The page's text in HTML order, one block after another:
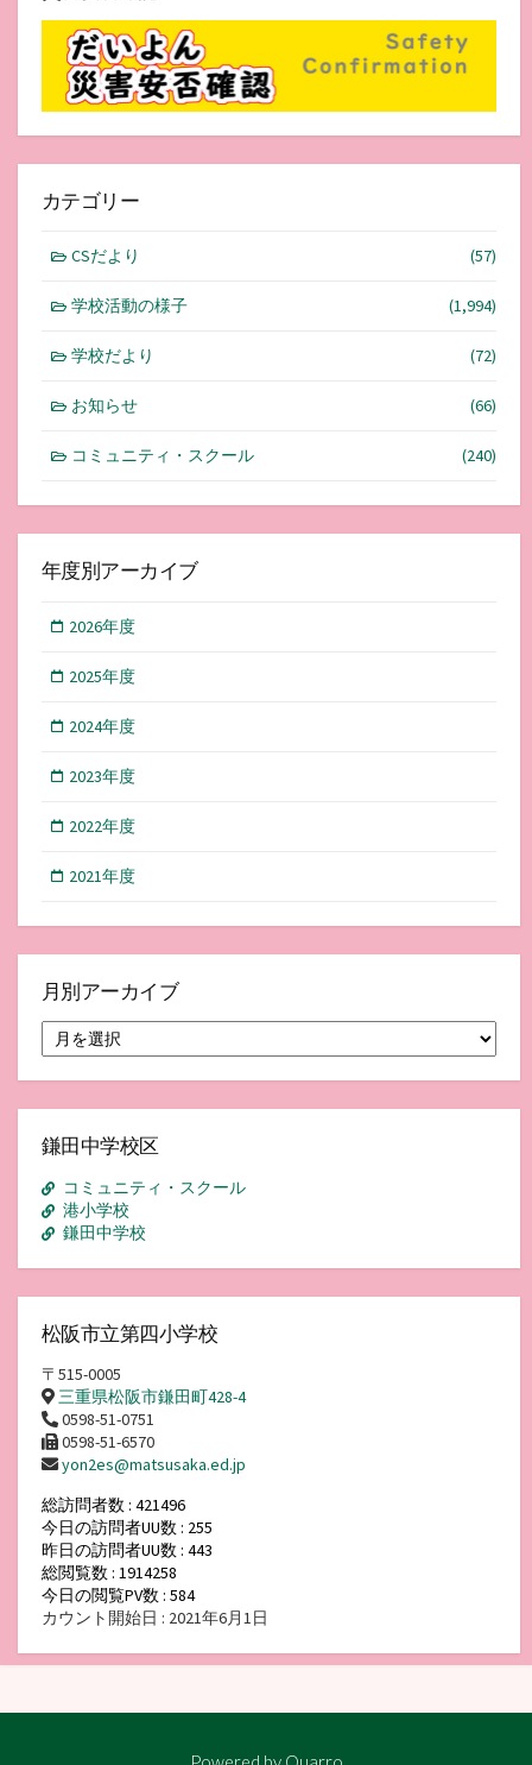
カテゴリー
CSだより (57)
学校活動の様子 (1,994)
学校だより (72)
お知らせ (66)
コミュニティ・スクール (240)
年度別アーカイブ
2026年度
2025年度
2024年度
2023年度
2022年度
2021年度
月別アーカイブ
別
ア
イ
鎌田中学校区
コミュニティ・スクール
港小学校
鎌田中学校
松阪市立第四小学校
〒515-0005
三重県松阪市鎌田町428-4
0598-51-0751
0598-51-6570
yon2es@matsusaka.ed.jp
総訪問者数 : 421496
今日の訪問者UU数 : 255
昨日の訪問者UU数 : 443
総閲覧数 : 1914258
今日の閲覧PV数 : 584
カウント開始日 : 2021年6月1日